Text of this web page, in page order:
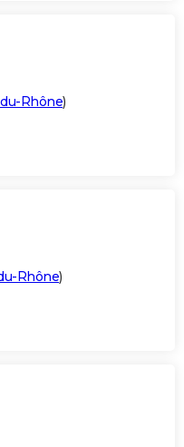
Rhône)
Rhône)